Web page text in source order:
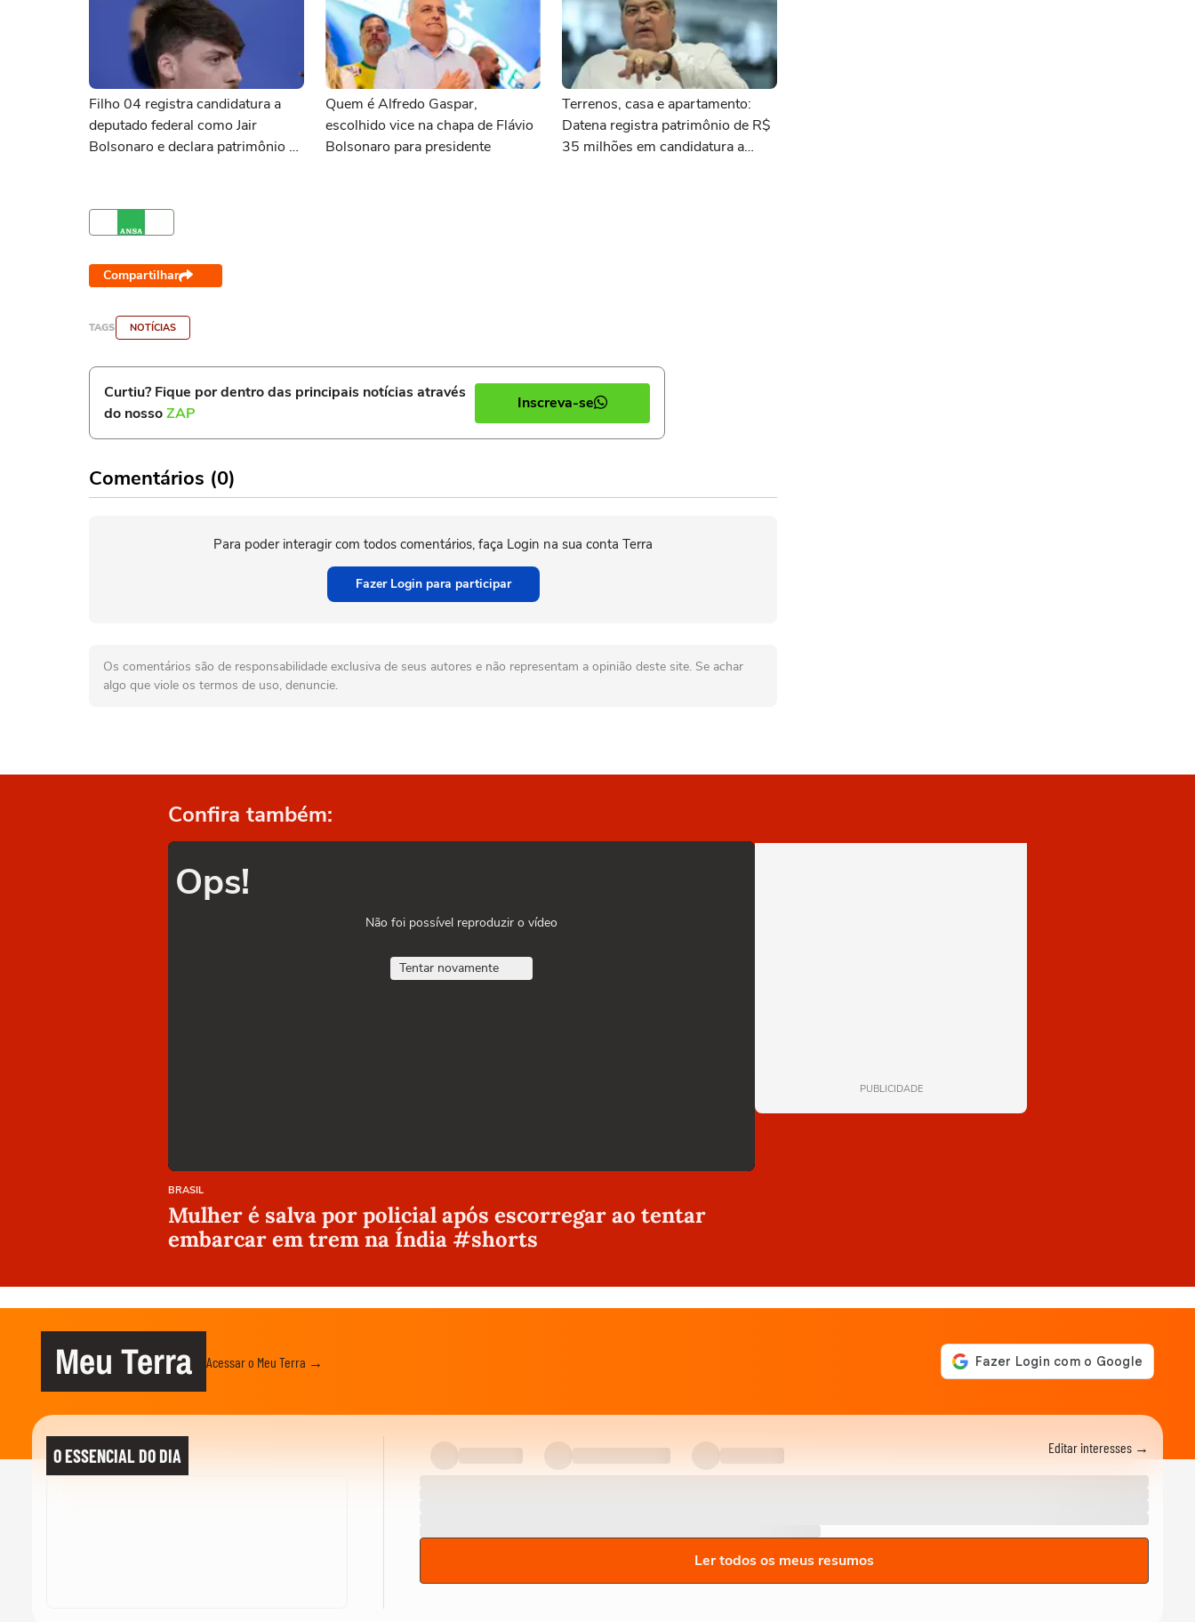
Filho 04 registra candidatura a
deputado federal como Jair
Bolsonaro e declara patrimônio de
Quem é Alfredo Gaspar,
escolhido vice na chapa de Flávio
Bolsonaro para presidente
Terrenos, casa e apartamento:
Datena registra patrimônio de R$
35 milhões em candidatura a
Compartilhar
TAGS NOTÍCIAS
Curtiu? Fique por dentro das principais notícias através
do nossoZAP
Inscreva-se
Comentários (0)
Para poder interagir com todos comentários, faça Login na sua conta Terra
Fazer Login para participar
Os comentários são de responsabilidade exclusiva de seus autores e não representam a opinião deste site. Se achar
algo que viole os termos de uso, denuncie.
Confira também:
Ops!
Não foi possível reproduzir o vídeo
Tentar novamente
BRASIL
Mulher é salva por policial após escorregar ao tentar
embarcar em trem na Índia #shorts
PUBLICIDADE
Meu Terra Acessar o Meu Terra →
O ESSENCIAL DO DIA Editar interesses →
Ler todos os meus resumos